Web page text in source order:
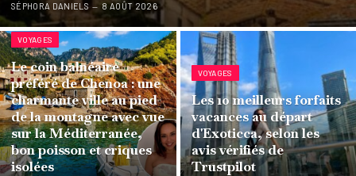
SÉPHORA DANIELS 8 AOÛT 2026
VOYAGES
Le coin balnéaire
préféré de Chenoa : une
charmante ville au pied
de la montagne avec vue
sur la Méditerranée,
bon poisson et criques
isolées
VOYAGES
Les 10 meilleurs forfaits
vacances au départ
d'Exoticca, selon les
avis vérifiés de
Trustpilot